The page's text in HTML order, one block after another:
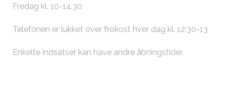
Fredag kl. 10-14.30
Telefonen er lukket over frokost hver dag kl. 12:30-13
Enkelte indsatser kan have andre åbningstider.